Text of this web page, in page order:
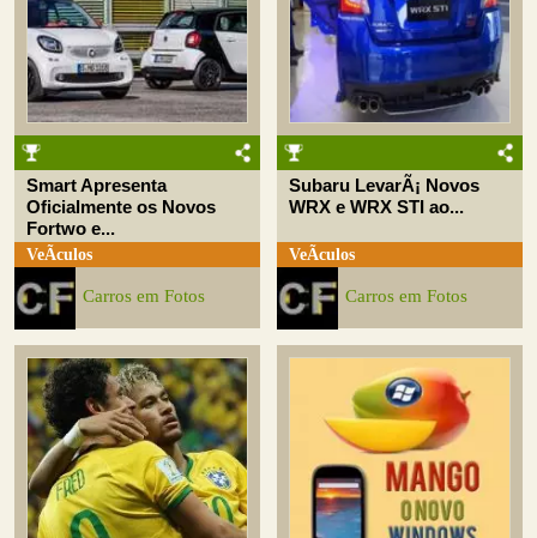
Smart Apresenta
Oficialmente os Novos
Fortwo e...
VeÃ­culos
Carros em Fotos
Subaru LevarÃ¡ Novos
WRX e WRX STI ao...
VeÃ­culos
Carros em Fotos